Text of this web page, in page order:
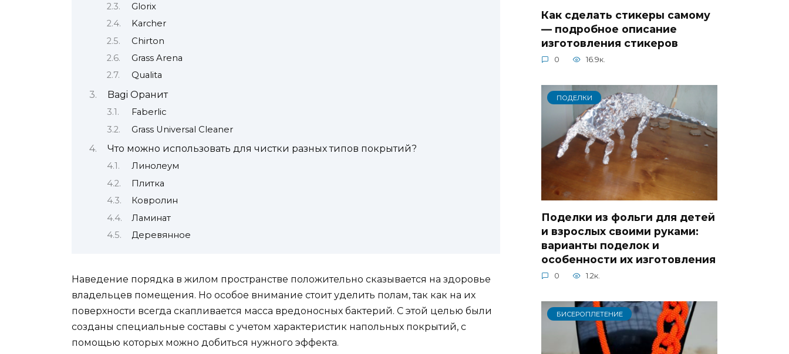
Glorix
Karcher
Chirton
Grass Arena
Qualita
Bagi Оранит
Faberlic
Grass Universal Cleaner
Что можно использовать для чистки разных типов покрытий?
Линолеум
Плитка
Ковролин
Ламинат
Деревянное
Наведение порядка в жилом пространстве положительно сказывается на здоровье
владельцев помещения. Но особое внимание стоит уделить полам, так как на их
поверхности всегда скапливается масса вредоносных бактерий. С этой целью были
созданы специальные составы с учетом характеристик напольных покрытий, с
помощью которых можно добиться нужного эффекта.
Как сделать стикеры самому
— подробное описание
изготовления стикеров
0 16.9к.
ПОДЕЛКИ
Поделки из фольги для детей
и взрослых своими руками:
варианты поделок и
особенности их изготовления
0 1.2к.
БИСЕРОПЛЕТЕНИЕ